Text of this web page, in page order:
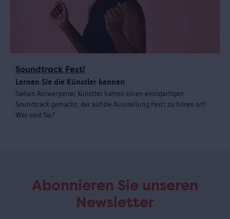
Soundtrack Fest!
Lernen Sie die Künstler kennen
Sieben Antwerpener Künstler hatten einen einzigartigen
Soundtrack gemacht, der auf die Ausstellung Fest! zu hören ist!
Wer sind Sie?
Abonnieren Sie unseren
Newsletter